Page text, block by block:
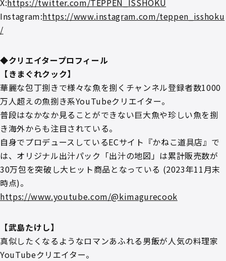
Instagram:https://www.instagram.com/teppen_isshoku
/
◆クリエイタープロフィール
【きまぐれクック】
華麗な包丁捌きで様々な魚を捌くチャンネル登録者数1000
万人超えの魚捌き系YouTubeクリエイター。
普段はなかなか見ることができない巨大魚や珍しい魚を捌
き海外からも注目されている。
自身でプロデュースしているECサイト『かねこ道具店』で
は、オリジナル出汁パック「出汁の地図」は累計販売数が
30万包を突破し大ヒット商品となっている (2023年11月末
時点)。
https://www.youtube.com/@kimagurecook
【武島たけし】
真似したくなるようなロマンあふれる男飯が人気の料理家
YouTubeクリエイター。